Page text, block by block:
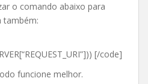
o comando abaixo para
também:
[/code]
funcione melhor.